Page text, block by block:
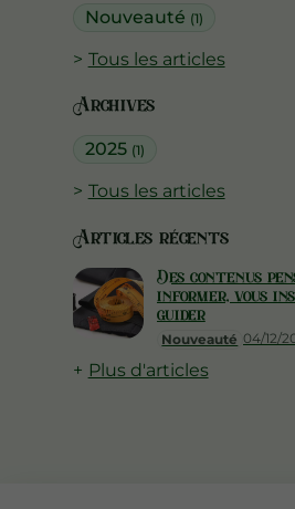
Nouveauté (1)
Tous les articles
Archives
2025 (1)
Tous les articles
Articles récents
Nouveauté 04/12/
Des contenus
informer, vous
guider
Plus d'articles